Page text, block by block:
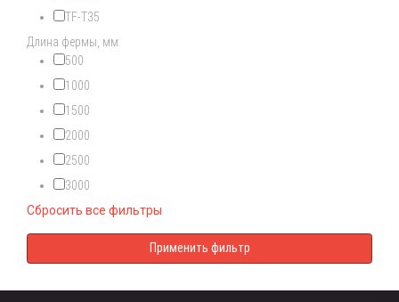
TF-T35
Длина фермы, мм:
500
1000
1500
2000
2500
3000
Сбросить все фильтры